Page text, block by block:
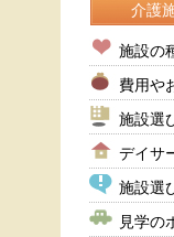
介護
施設の
費用や
施設選
デイサ
施設選
見学の